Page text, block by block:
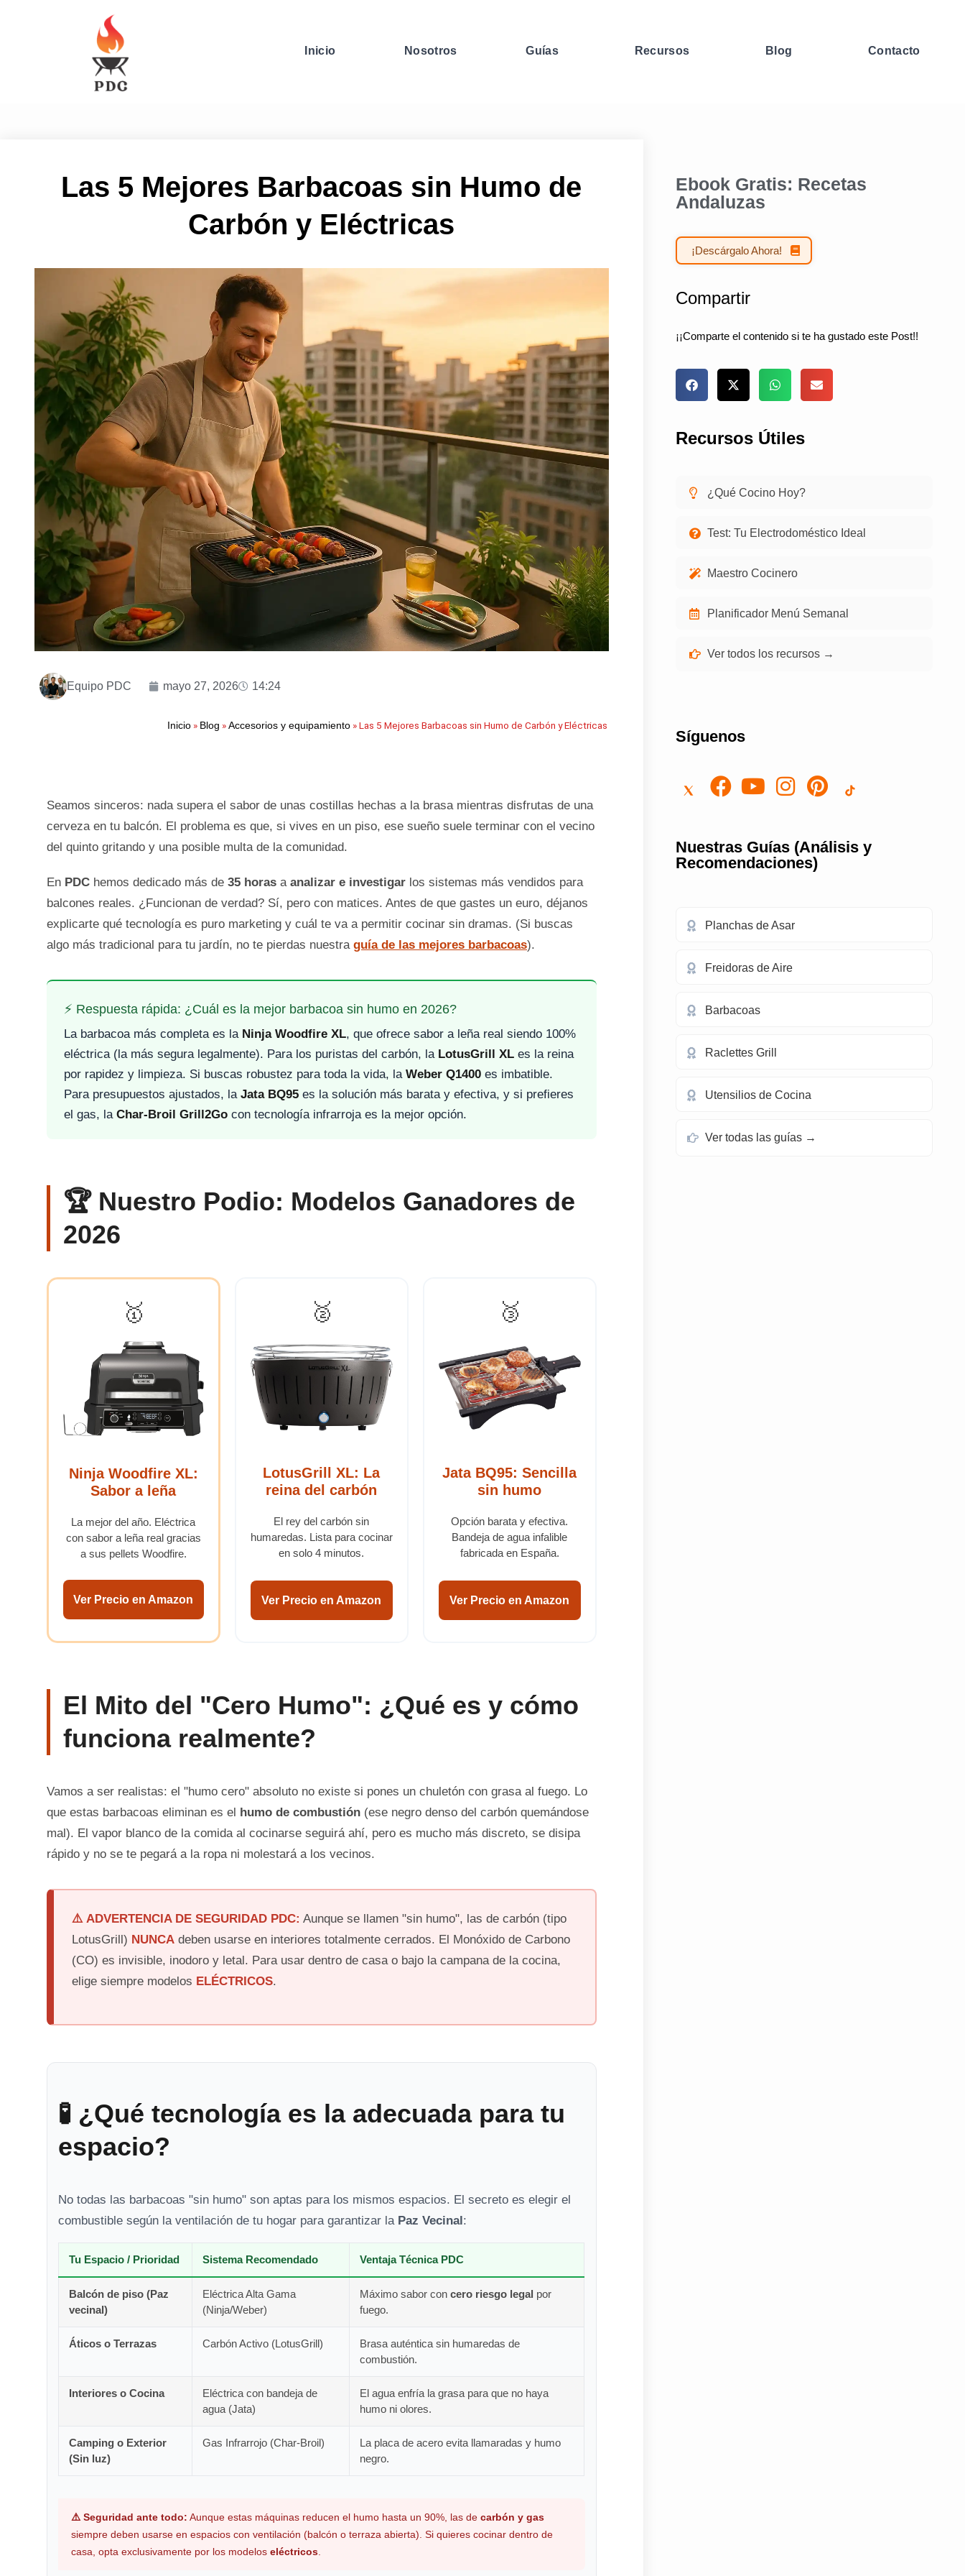
Inicio Nosotros Guías Recursos Blog Contacto
Las 5 Mejores Barbacoas sin Humo de
Carbón y Eléctricas
Equipo PDC mayo 27, 2026 14:24
Inicio» Blog » Accesorios y equipamiento»Las 5 Mejores Barbacoas sin Humo de Carbón y Eléctricas
Seamos sinceros: nada supera el sabor de unas costillas hechas a la brasa mientras disfrutas de una
cerveza en tu balcón. El problema es que, si vives en un piso, ese sueño suele terminar con el vecino
del quinto gritando y una posible multa de la comunidad.
En PDC hemos dedicado más de 35 horas a analizar e investigar los sistemas más vendidos para
balcones reales. ¿Funcionan de verdad? Sí, pero con matices. Antes de que gastes un euro, déjanos
explicarte qué tecnología es puro marketing y cuál te va a permitir cocinar sin dramas. (Si buscas
algo más tradicional para tu jardín, no te pierdas nuestra guía de las mejores barbacoas).
⚡ Respuesta rápida: ¿Cuál es la mejor barbacoa sin humo en 2026?
La barbacoa más completa es la Ninja Woodfire XL, que ofrece sabor a leña real siendo 100%
eléctrica (la más segura legalmente). Para los puristas del carbón, la LotusGrill XL es la reina
por rapidez y limpieza. Si buscas robustez para toda la vida, la Weber Q1400 es imbatible.
Para presupuestos ajustados, la Jata BQ95 es la solución más barata y efectiva, y si prefieres
el gas, la Char-Broil Grill2Go con tecnología infrarroja es la mejor opción.
🏆 Nuestro Podio: Modelos Ganadores de
2026
🥇
Ninja Woodfire XL:
Sabor a leña
La mejor del año. Eléctrica
con sabor a leña real gracias
a sus pellets Woodfire.
Ver Precio en Amazon
🥈
LotusGrill XL: La
reina del carbón
El rey del carbón sin
humaredas. Lista para cocinar
en solo 4 minutos.
Ver Precio en Amazon
🥉
Jata BQ95: Sencilla
sin humo
Opción barata y efectiva.
Bandeja de agua infalible
fabricada en España.
Ver Precio en Amazon
El Mito del "Cero Humo": ¿Qué es y cómo
funciona realmente?
Vamos a ser realistas: el "humo cero" absoluto no existe si pones un chuletón con grasa al fuego. Lo
que estas barbacoas eliminan es el humo de combustión (ese negro denso del carbón quemándose
mal). El vapor blanco de la comida al cocinarse seguirá ahí, pero es mucho más discreto, se disipa
rápido y no se te pegará a la ropa ni molestará a los vecinos.
⚠️ ADVERTENCIA DE SEGURIDAD PDC: Aunque se llamen "sin humo", las de carbón (tipo
LotusGrill) NUNCA deben usarse en interiores totalmente cerrados. El Monóxido de Carbono
(CO) es invisible, inodoro y letal. Para usar dentro de casa o bajo la campana de la cocina,
elige siempre modelos ELÉCTRICOS.
🧪 ¿Qué tecnología es la adecuada para tu
espacio?
No todas las barbacoas "sin humo" son aptas para los mismos espacios. El secreto es elegir el
combustible según la ventilación de tu hogar para garantizar la Paz Vecinal:
Tu Espacio / Prioridad Sistema Recomendado Ventaja Técnica PDC
Balcón de piso (Paz
vecinal)
Eléctrica Alta Gama
(Ninja/Weber)
Máximo sabor con cero riesgo legal por
fuego.
Áticos o Terrazas Carbón Activo (LotusGrill)
Brasa auténtica sin humaredas de
combustión.
Interiores o Cocina
Eléctrica con bandeja de
agua (Jata)
El agua enfría la grasa para que no haya
humo ni olores.
Camping o Exterior
(Sin luz)
Gas Infrarrojo (Char-Broil)
La placa de acero evita llamaradas y humo
negro.
⚠️ Seguridad ante todo: Aunque estas máquinas reducen el humo hasta un 90%, las de carbón y gas
siempre deben usarse en espacios con ventilación (balcón o terraza abierta). Si quieres cocinar dentro de
casa, opta exclusivamente por los modelos eléctricos
Ebook Gratis: Recetas
Andaluzas
¡Descárgalo Ahora!
Compartir
¡¡Comparte el contenido si te ha gustado este Post!!
Recursos Útiles
¿Qué Cocino Hoy?
Test: Tu Electrodoméstico Ideal
Maestro Cocinero
Planificador Menú Semanal
Ver todos los recursos →
Síguenos
Nuestras Guías (Análisis y
Recomendaciones)
Planchas de Asar
Freidoras de Aire
Barbacoas
Raclettes Grill
Utensilios de Cocina
Ver todas las guías →